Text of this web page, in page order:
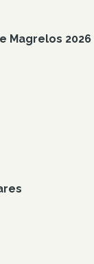
Magrelos 2026